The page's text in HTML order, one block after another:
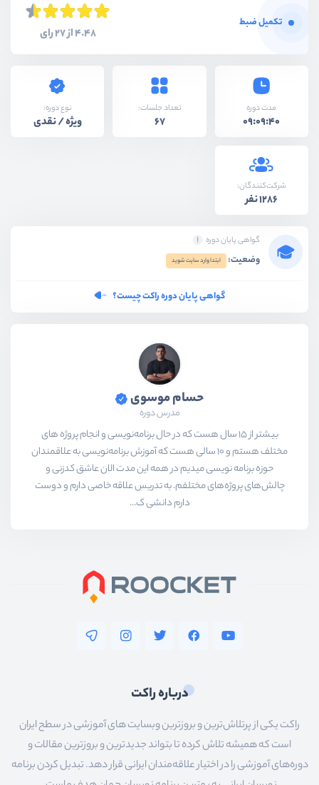
تکمیل ضبط
4.48 از 27 رای
مدت دوره
09:09:40
تعداد جلسات:
67
نوع دوره:
ویژه / نقدی
شرکت‌کنندگان:
1286 نفر
گواهی پایان دوره
وضعیت: ابتدا وارد سایت شوید
گواهی پایان دوره راکت چیست؟
حسام موسوی
مدرس دوره
بیشتر از ۱۵ سال هست که در حال برنامه‌نویسی و انجام پروژه های
مختلف هستم و ۱۰ سالی هست که آموزش برنامه‌نویسی به علاقمندان
حوزه برنامه نویسی میدیم در همه این مدت الان عاشق کدزنی و
چالش‌های پروژه‌های مختلفم. به تدریس علاقه خاصی دارم و دوست
دارم دانشی ک...
درباره راکت
راکت یکی از پرتلاش‌ترین و بروزترین وبسایت های آموزشی در سطح ایران
است که همیشه تلاش کرده تا بتواند جدیدترین و بروزترین مقالات و
دوره‌های آموزشی را در اختیار علاقه‌مندان ایرانی قرار دهد. تبدیل کردن برنامه